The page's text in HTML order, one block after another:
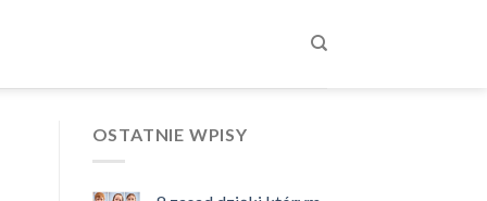
OSTATNIE WPISY